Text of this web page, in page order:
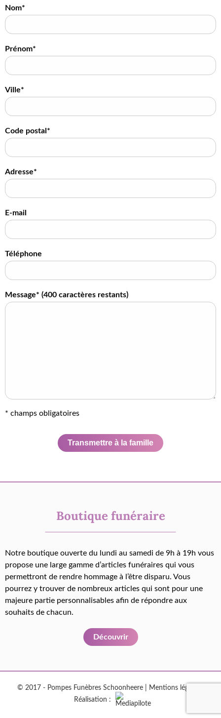
Nom*
Prénom*
Ville*
Code postal*
Adresse*
E-mail
Téléphone
Message* (400 caractères restants)
* champs obligatoires
Transmettre à la famille
Boutique funéraire
Notre boutique ouverte du lundi au samedi de 9h à 19h vous
propose une large gamme d’articles funéraires qui vous
permettront de rendre hommage à l’être disparu. Vous
pourrez y trouver de nombreux articles qui sont pour une
majeure partie personnalisables afin de répondre aux
souhaits de chacun.
Découvrir
© 2017 - Pompes Funèbres Schoonheere | Mentions légales
Réalisation :